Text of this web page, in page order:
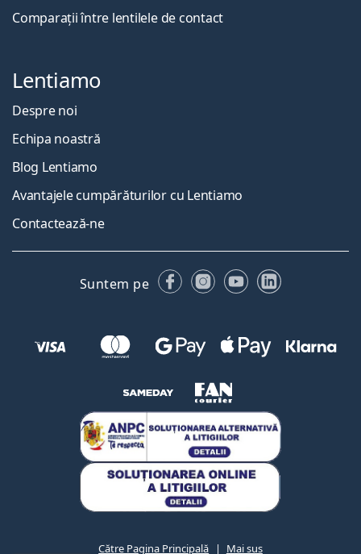
Comparații între lentilele de contact
Lentiamo
Despre noi
Echipa noastră
Blog Lentiamo
Avantajele cumpărăturilor cu Lentiamo
Contactează-ne
Suntem pe FacebookInstagram
YouTubeLinkedIn
Către Pagina Principală Mai sus